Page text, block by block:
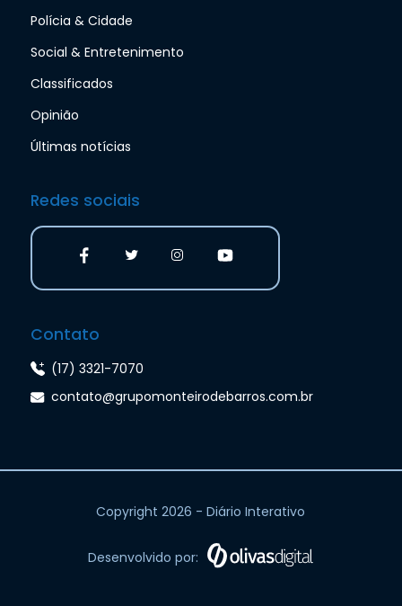
Polícia & Cidade
Social & Entretenimento
Classificados
Opinião
Últimas notícias
Redes sociais
Contato
(17) 3321-7070
contato@grupomonteirodebarros.com.br
Copyright 2026 - Diário Interativo
Desenvolvido por: